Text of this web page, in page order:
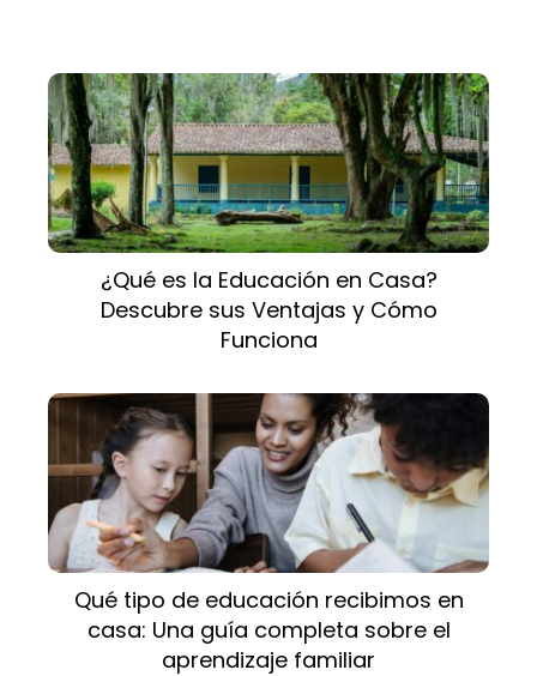
¿Qué es la Educación en Casa?
Descubre sus Ventajas y Cómo
Funciona
Qué tipo de educación recibimos en
casa: Una guía completa sobre el
aprendizaje familiar